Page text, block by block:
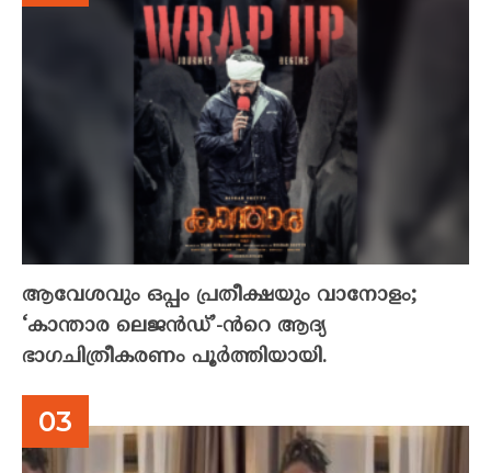
ആവേശവും ഒപ്പം പ്രതീക്ഷയും വാനോളം;
‘കാന്താര ലെജൻഡ്’-ൻറെ ആദ്യ
ഭാഗചിത്രീകരണം പൂർത്തിയായി.